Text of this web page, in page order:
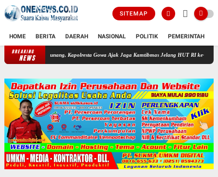
SITEMAP
HOME BERITA DAERAH NASIONAL POLITIK PEMERINTAH
BREAKING
NEWSKapolresta Gowa Ajak Jaga Kamtibmas Jelang HUT RI ke-81 AKP Hasan